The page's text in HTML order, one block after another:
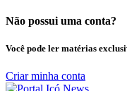
Não possui uma conta?
Você pode ler matérias
Criar minha conta